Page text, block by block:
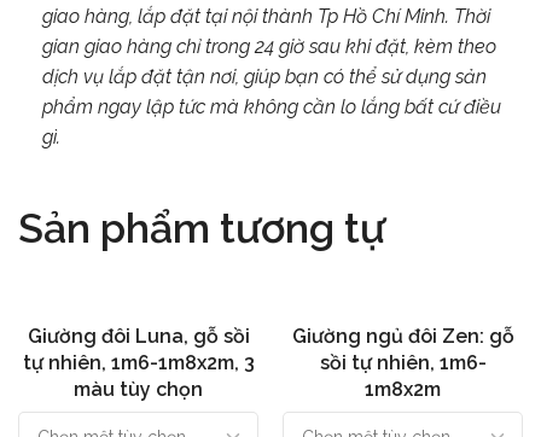
giao hàng, lắp đặt tại nội thành Tp Hồ Chí Minh. Thời
gian giao hàng chỉ trong 24 giờ sau khi đặt, kèm theo
dịch vụ lắp đặt tận nơi, giúp bạn có thể sử dụng sản
phẩm ngay lập tức mà không cần lo lắng bất cứ điều
gì.
Sản phẩm tương tự
Chọn
Giường đôi Luna, gỗ sồi
tự nhiên, 1m6-1m8x2m, 3
màu tùy chọn
Chọn
Giường ngủ đôi Zen: gỗ
sồi tự nhiên, 1m6-
1m8x2m